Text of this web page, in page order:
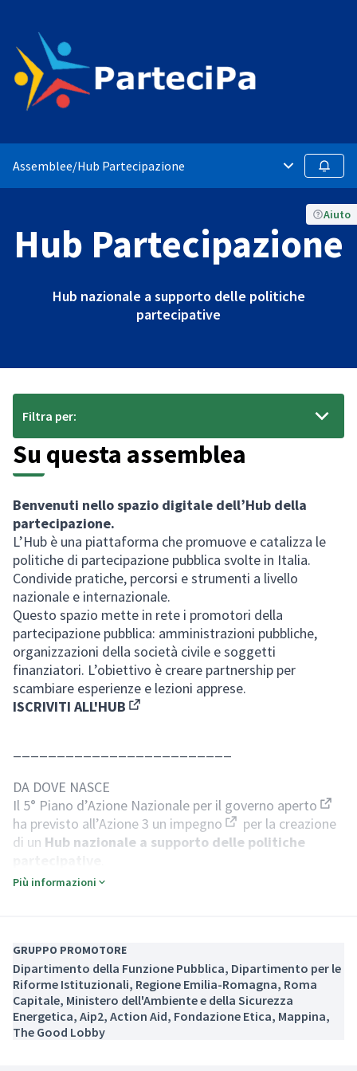
Assemblee/Hub Partecipazione Menù Segui
Aiuto
Hub Partecipazione
Hub nazionale a supporto delle politiche
partecipative
Su questa assemblea
Benvenuti nello spazio digitale dell’Hub della
partecipazione.
L’Hub è una piattaforma che promuove e catalizza le
politiche di partecipazione pubblica svolte in Italia.
Condivide pratiche, percorsi e strumenti a livello
nazionale e internazionale.
Questo spazio mette in rete i promotori della
partecipazione pubblica: amministrazioni pubbliche,
organizzazioni della società civile e soggetti
finanziatori. L’obiettivo è creare partnership per
scambiare esperienze e lezioni apprese.
ISCRIVITI ALL'HUB
DA DOVE NASCE
Il 5° Piano d’Azione Nazionale per il governo aperto
ha previsto all’Azione 3 un impegno
(Collegamento
per la creazione
di un Hub nazionale a supporto delle politiche
Successivamente, il
pratiche partecipative.
OBIETTIVI
Promuovere competenze avanzate nelle
amministrazioni pubbliche per integrare nei processi di
Più informazioni
Filtra per:
GRUPPO PROMOTORE
Dipartimento della Funzione Pubblica, Dipartimento per le
Riforme Istituzionali, Regione Emilia-Romagna, Roma
Capitale, Ministero dell'Ambiente e della Sicurezza
Energetica, Aip2, Action Aid, Fondazione Etica, Mappina,
The Good Lobby